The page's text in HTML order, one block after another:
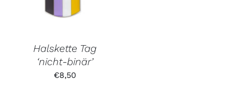
Halskette Tag
‘nicht-binär’
€8,50